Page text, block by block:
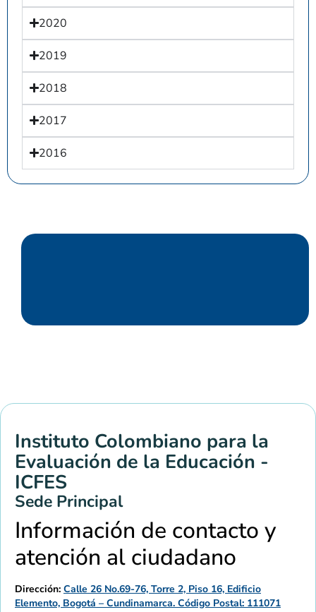
2020
2019
2018
2017
2016
Instituto Colombiano para la
Evaluación de la Educación -
ICFES
Sede Principal
Información de contacto y
atención al ciudadano
Dirección: Calle 26 No.69-76, Torre 2, Piso 16, Edificio
Elemento, Bogotá – Cundinamarca. Código Postal: 111071